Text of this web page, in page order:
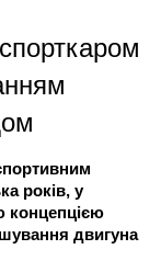
років, у
концепцією
двигуна